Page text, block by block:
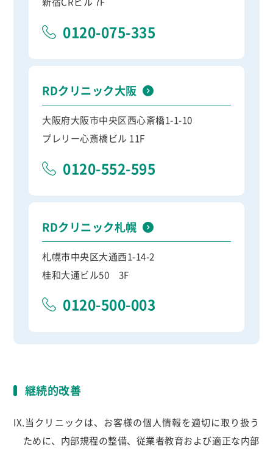
0120-075-335
RDクリニック大阪
大阪府大阪市中央区西心斎橋1-1-10
プレリー心斎橋ビル 11F
0120-552-595
RDクリニック札幌
札幌市中央区大通西1-14-2
桂和大通ビル50 3F
0120-500-003
継続的改善
IX.当クリニックは、お客様の個人情報を適切に取り扱う
ために、内部規程の整備、従業者教育および適正な内部